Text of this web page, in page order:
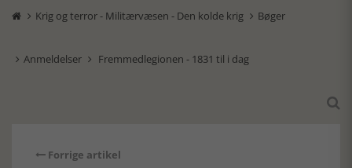
 Krig og terror - Militærvæsen - Den kolde krig  Bøger
 Anmeldelser  Fremmedlegionen - 1831 til i dag

Forrige artikel